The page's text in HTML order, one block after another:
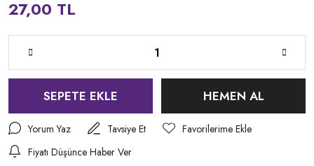
27,00 TL
SEPETE EKLE HEMEN AL
Yorum Yaz
Tavsiye Et
Fiyatı Düşünce Haber Ver